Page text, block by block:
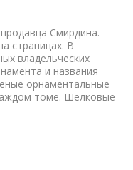
Смирдина.
страницах. В
владельческих
и названия
орнаментальные
томе. Шелковые